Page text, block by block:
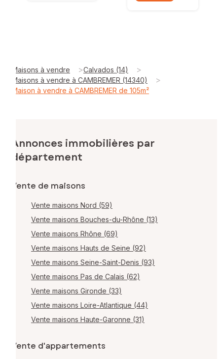
Maisons à vendre >Calvados (14) >
Maisons à vendre à CAMBREMER (14340) >
Maison à vendre à CAMBREMER de 105m²
Annonces immobilières par
département
Vente de maisons
Vente maisons Nord (59)
Vente maisons Bouches-du-Rhône (13)
Vente maisons Rhône (69)
Vente maisons Hauts de Seine (92)
Vente maisons Seine-Saint-Denis (93)
Vente maisons Pas de Calais (62)
Vente maisons Gironde (33)
Vente maisons Loire-Atlantique (44)
Vente maisons Haute-Garonne (31)
Vente d'appartements